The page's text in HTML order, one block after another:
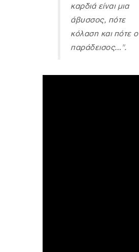
καρδιά είναι μια
άβυσσος, πότε
κόλαση και πότε ο
παράδεισος…".